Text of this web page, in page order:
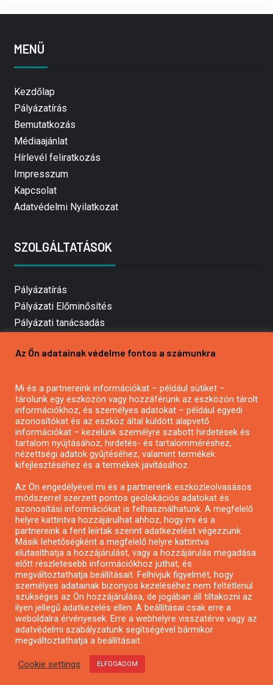
MENÜ
Kezdőlap
Pályázatírás
Bemutatkozás
Médiaajánlat
Hírlevél feliratkozás
Impresszum
Kapcsolat
Adatvédelmi Nyilatkozat
SZOLGÁLTATÁSOK
Pályázatírás
Pályázati Előminősítés
Pályázati tanácsadás
Mezőgazdasági pályázatírás
Pályázatírás civil szervezeteknek
Pályázatírás önkormányzatoknak
Pályázatfigyelés
Specifikus pályázatfigyelés vagy hírlevél
Pályázatok magánszemélyeknek
Pályázatok civil szervezeteknek
Pályázatok vállalkozásoknak
Önkormányzati pályázatok
Mezőgazdasági pályázatok
Falusi turizmus pályázatok
Napelem pályázatok
GINOP pályázatok
Copyright © All rights reserved.
Az Ön adatainak védelme fontos a számunkra
Mi és a partnereink információkat – például sütiket –
tárolunk egy eszközön vagy hozzáférünk az eszközön tárolt
információkhoz, és személyes adatokat – például egyedi
azonosítókat és az eszköz által küldött alapvető
információkat – kezelünk személyre szabott hirdetések és
tartalom nyújtásához, hirdetés- és tartalomméréshez,
nézettségi adatok gyűjtéséhez, valamint termékek
kifejlesztéséhez és a termékek javításához.
Az Ön engedélyével mi és a partnereink eszközleolvasásos
módszerrel szerzett pontos geolokációs adatokat és
azonosítási információkat is felhasználhatunk. A megfelelő
helyre kattintva hozzájárulhat ahhoz, hogy mi és a
partnereink a fent leírtak szerint adatkezelést végezzünk.
Másik lehetőségként a megfelelő helyre kattintva
elutasíthatja a hozzájárulást, vagy a hozzájárulás megadása
előtt részletesebb információkhoz juthat, és
megváltoztathatja beállításait. Felhívjuk figyelmét, hogy
személyes adatainak bizonyos kezeléséhez nem feltétlenül
szükséges az Ön hozzájárulása, de jogában áll tiltakozni az
ilyen jellegű adatkezelés ellen. A beállításai csak erre a
weboldalra érvényesek. Erre a webhelyre visszatérve vagy az
adatvédelmi szabályzatunk segítségével bármikor
megváltoztathatja a beállításait..
Cookie settings ELFOGADOM